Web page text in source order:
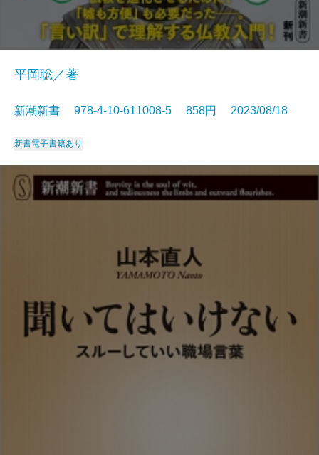
平岡聡／著
新潮新書 978-4-10-611008-5 858円 2023/08/18
新書電子書籍あり